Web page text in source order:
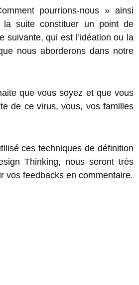
pourrions-nous » ainsi
la suite constituer un point de
suivante, qui est l’idéation ou la
nous aborderons dans notre
que vous soyez et que vous
de ce virus, vous, vos familles
ces techniques de définition
Thinking, nous seront très
vos feedbacks en commentaire.